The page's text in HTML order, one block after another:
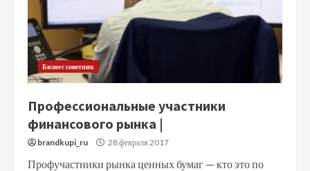
Бизнес советник
Профессиональные участники
финансового рынка |
brandkupi_ru 28 февраля 2017
Профучастники рынка ценных бумаг — кто это по